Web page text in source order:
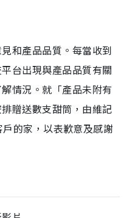
和產品品質。每當收到
台出現與產品品質有關
情況。就「產品未附有
贈送數支甜筒，由維記
的家，以表歉意及感謝